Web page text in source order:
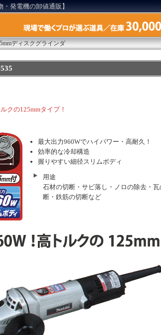
・発電機の卸値通販】
ディスクグラインダ
クの125mmタイプ！
最大出力960Wでハイパワー・高耐久！
効率的な冷却構造
握りやすい細径スリムボディ
用途
石材の切断・サビ落し・ノロの除去・
断・鉄筋の切断など